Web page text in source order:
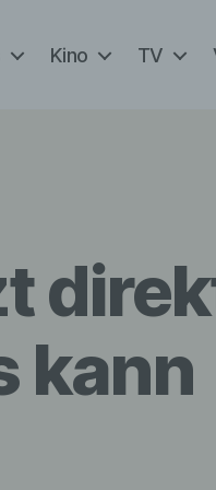
Kino TV
kann